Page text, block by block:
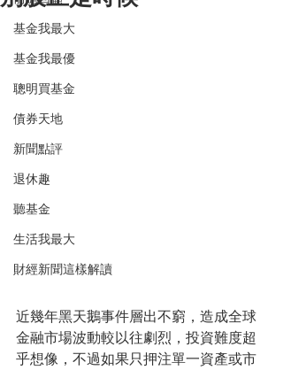
基金我最大
基金我最優
聰明買基金
債券天地
新聞點評
退休趣
聽基金
生活我最大
財經新聞這樣解讀
近幾年黑天鵝事件層出不窮，造成全球
金融市場波動較以往劇烈，投資難度超
乎想像，不過如果只押注單一資產或市